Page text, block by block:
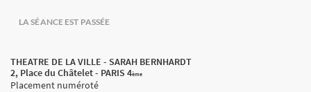
LA SÉANCE EST PASSÉE
THEATRE DE LA VILLE - SARAH BERNHARDT
2, Place du Châtelet - PARIS 4ème
Placement numéroté